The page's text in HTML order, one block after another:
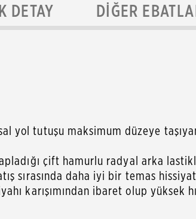
DETAY DIĞER
yol tutuşu maksimum düzeye
çift hamurlu radyal arka
sırasında daha iyi bir temas
karışımından ibaret olup yüksek